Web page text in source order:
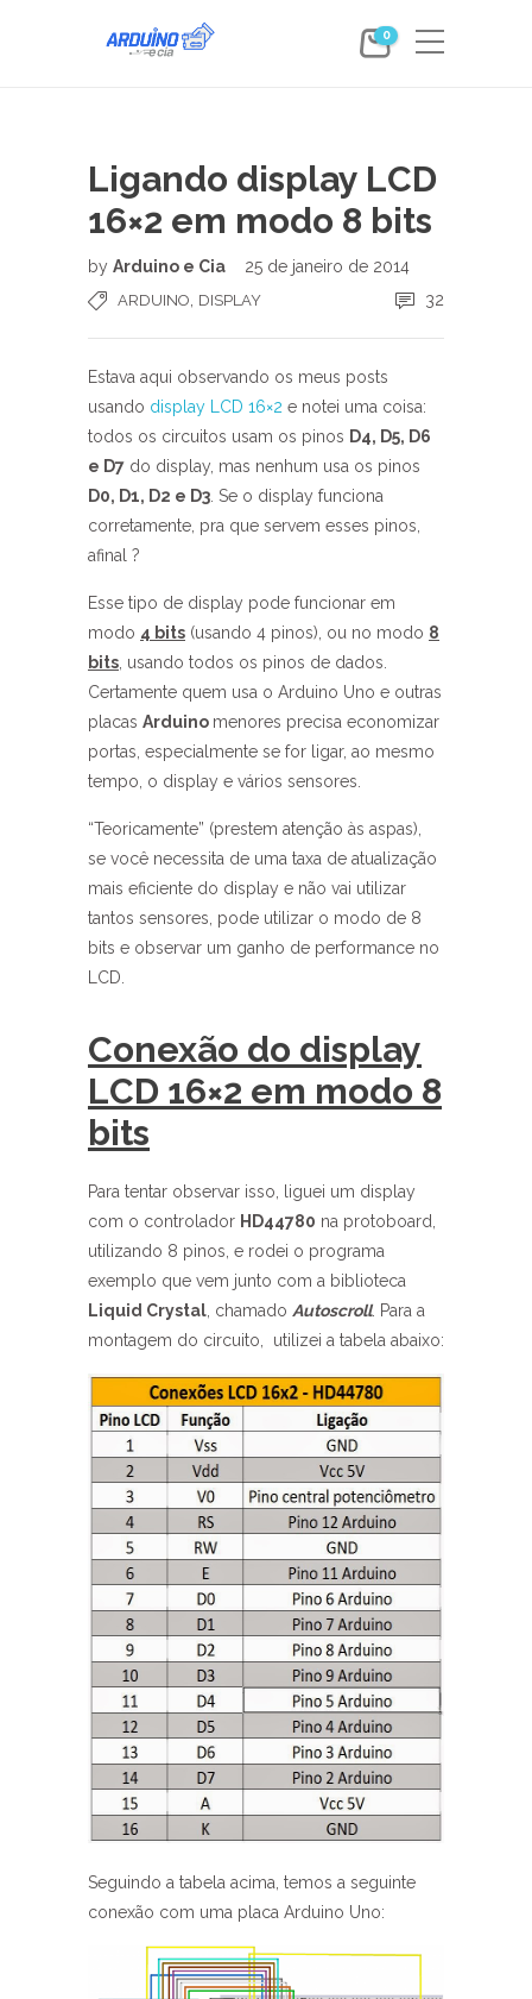
0
Ligando display LCD
16×2 em modo 8 bits
by Arduino e Cia 25 de janeiro de 2014
ARDUINO DISPLAY 32
Estava aqui observando os meus posts
usando display LCD 16×2 e notei uma coisa:
todos os circuitos usam os pinos D4, D5, D6
e D7 do display, mas nenhum usa os pinos
D0, D1, D2 e D3 . Se o display funciona
corretamente, pra que servem esses pinos,
afinal ?
Esse tipo de display pode funcionar em
modo 4 bits (usando 4 pinos), ou no modo 8
bits , usando todos os pinos de dados.
Certamente quem usa o Arduino Uno e outras
placas Arduino menores precisa economizar
portas, especialmente se for ligar, ao mesmo
tempo, o display e vários sensores.
“Teoricamente” (prestem atenção às aspas),
se você necessita de uma taxa de atualização
mais eficiente do display e não vai utilizar
tantos sensores, pode utilizar o modo de 8
bits e observar um ganho de performance no
LCD.
Conexão do display
LCD 16×2 em modo 8
bits
Para tentar observar isso, liguei um display
com o controlador HD44780 na protoboard,
utilizando 8 pinos, e rodei o programa
exemplo que vem junto com a biblioteca
Liquid Crystal , chamado Autoscroll. Para a
montagem do circuito, utilizei a tabela abaixo:
Seguindo a tabela acima, temos a seguinte
conexão com uma placa Arduino Uno: